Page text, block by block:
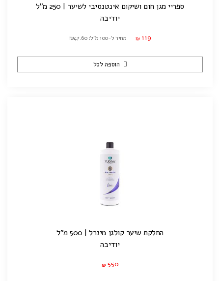
ספריי מגן חום ושיקום אינטנסיבי לשיער | 250 מ"ל
יודיבה
₪ 119 מחיר ל-100 מ"ל: ₪47.60
הוספה לסל
החלקת שיער קולגן מינרל | 500 מ”ל
יודיבה
₪ 550